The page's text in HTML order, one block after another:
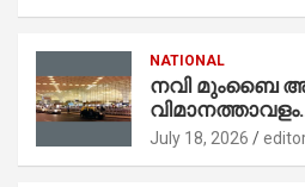
NATIONAL
നവി മുംബൈ
വിമാനത്താവളം
July 18, 2026